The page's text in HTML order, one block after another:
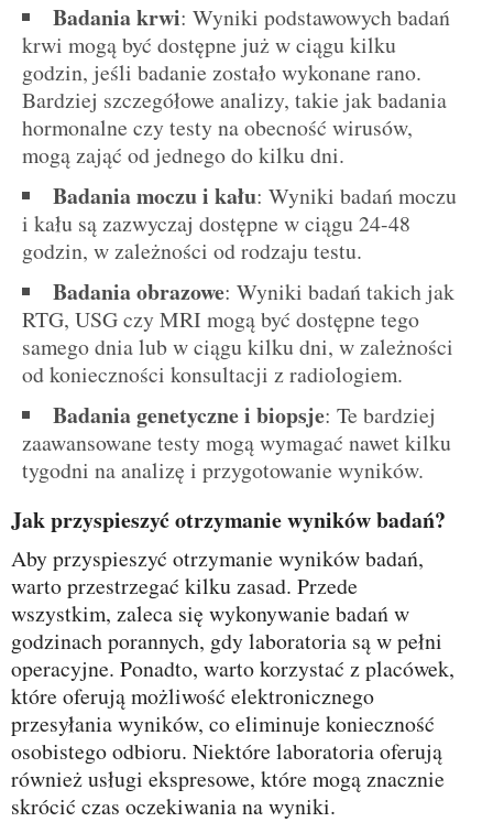
Badania krwi: Wyniki podstawowych badań
krwi mogą być dostępne już w ciągu kilku
godzin, jeśli badanie zostało wykonane rano.
Bardziej szczegółowe analizy, takie jak badania
hormonalne czy testy na obecność wirusów,
mogą zająć od jednego do kilku dni.
Badania moczu i kału: Wyniki badań moczu
i kału są zazwyczaj dostępne w ciągu 24-48
godzin, w zależności od rodzaju testu.
Badania obrazowe: Wyniki badań takich jak
RTG, USG czy MRI mogą być dostępne tego
samego dnia lub w ciągu kilku dni, w zależności
od konieczności konsultacji z radiologiem.
Badania genetyczne i biopsje: Te bardziej
zaawansowane testy mogą wymagać nawet kilku
tygodni na analizę i przygotowanie wyników.
Jak przyspieszyć otrzymanie wyników badań?
Aby przyspieszyć otrzymanie wyników badań,
warto przestrzegać kilku zasad. Przede
wszystkim, zaleca się wykonywanie badań w
godzinach porannych, gdy laboratoria są w pełni
operacyjne. Ponadto, warto korzystać z placówek,
które oferują możliwość elektronicznego
przesyłania wyników, co eliminuje konieczność
osobistego odbioru. Niektóre laboratoria oferują
również usługi ekspresowe, które mogą znacznie
skrócić czas oczekiwania na wyniki.